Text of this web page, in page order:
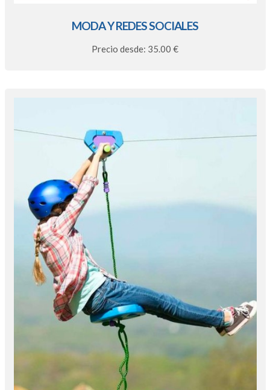
MODA Y REDES SOCIALES
Precio desde: 35.00 €